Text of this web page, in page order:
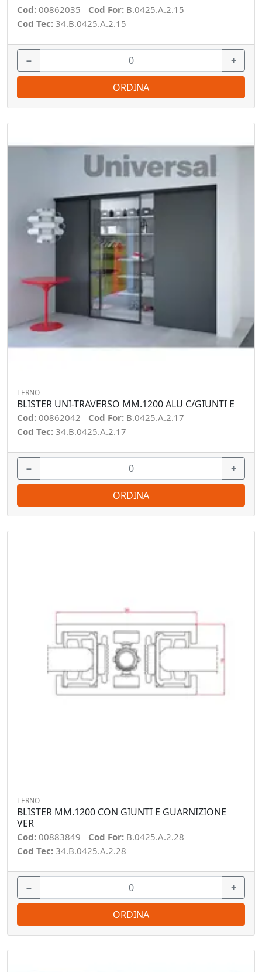
Cod: 00862035 Cod For: B.0425.A.2.15
Cod Tec: 34.B.0425.A.2.15
− +
ORDINA
TERNO
BLISTER UNI-TRAVERSO MM.1200 ALU C/GIUNTI E
Cod: 00862042 Cod For: B.0425.A.2.17
Cod Tec: 34.B.0425.A.2.17
− +
ORDINA
TERNO
BLISTER MM.1200 CON GIUNTI E GUARNIZIONE
VER
Cod: 00883849 Cod For: B.0425.A.2.28
Cod Tec: 34.B.0425.A.2.28
− +
ORDINA